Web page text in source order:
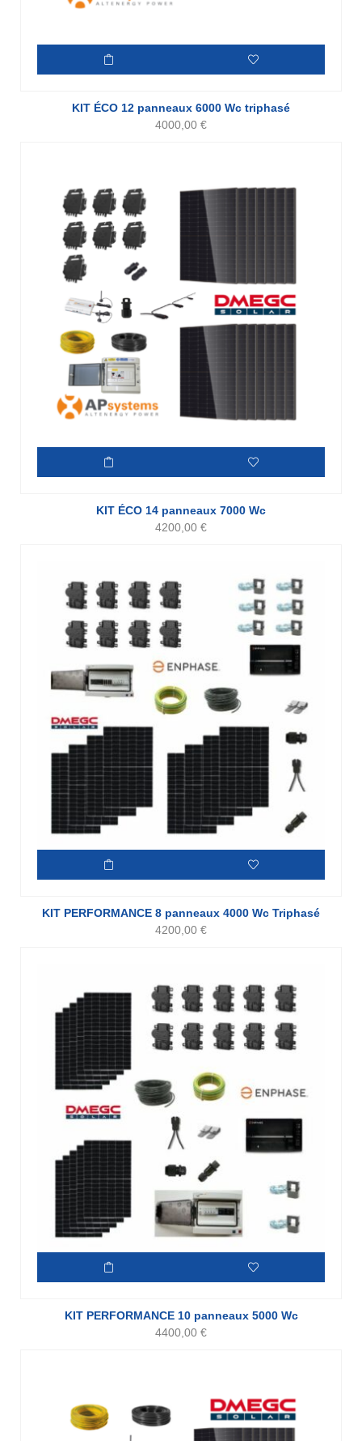
KIT ÉCO 12 panneaux 6000 Wc triphasé
4000,00 €
KIT ÉCO 14 panneaux 7000 Wc
4200,00 €
KIT PERFORMANCE 8 panneaux 4000 Wc Triphasé
4200,00 €
KIT PERFORMANCE 10 panneaux 5000 Wc
4400,00 €